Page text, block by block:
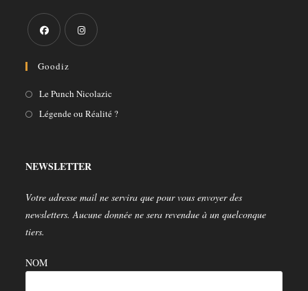
dans
un
onglet
dans
un
Goodiz
Le Punch Nicolazic
dans
Légende ou Réalité ?S’ouvre
NEWSLETTER
Votre adresse mail ne servira que pour vous envoyer des
newsletters. Aucune donnée ne sera revendue à un quelconque
tiers.
NOM